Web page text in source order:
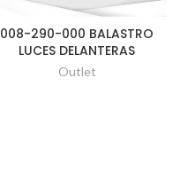
008-290-000 BALASTRO
LUCES DELANTERAS
Outlet